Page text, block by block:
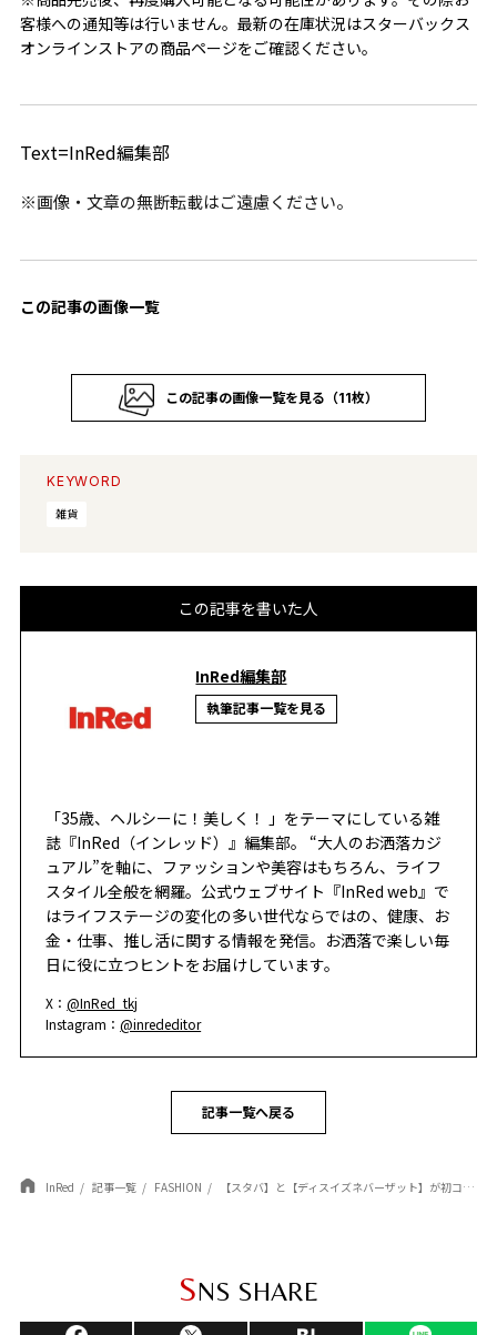
客様への通知等は行いません。 最新の在庫状況はスターバックス
オンラインストアの商品ページをご確認ください。
Text=InRed編集部
※画像・文章の無断転載はご遠慮ください。
この記事の画像一覧
この記事の画像一覧を見る（11枚）
KEYWORD
雑貨
この記事を書いた人
InRed編集部
執筆記事一覧を見る
「35歳、ヘルシーに！美しく！ 」をテーマにしている雑
誌『InRed（インレッド）』編集部。 “大人のお洒落カジ
ュアル”を軸に、ファッションや美容はもちろん、ライフ
スタイル全般を網羅。公式ウェブサイト『InRed web』で
はライフステージの変化の多い世代ならではの、健康、お
金・仕事、推し活に関する情報を発信。お洒落で楽しい毎
日に役に立つヒントをお届けしています。
X：@InRed_tkj
Instagram：@inrededitor
記事一覧へ戻る
InRed 記事一覧 FASHION 【スタバ】と【ディスイズネバーザット】が初コラボ！全アイテムを一挙公開♡
SNS SHARE